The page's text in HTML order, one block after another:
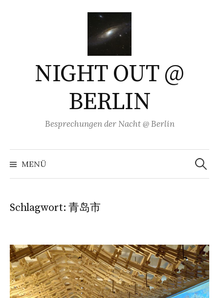
NIGHT OUT @
BERLIN
Besprechungen der Nacht @ Berlin
MENÜ
Suchen
nach:
Schlagwort:青岛市